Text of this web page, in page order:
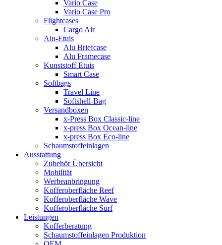
Vario Case
Vario Case Pro
Flightcases
Cargo Air
Alu-Etuis
Alu Briefcase
Alu Framecase
Kunststoff Etuis
Smart Case
Softbags
Travel Line
Softshell-Bag
Versandboxen
x-Press Box Classic-line
x-press Box Ocean-line
x-press Box Eco-line
Schaumstoffeinlagen
Ausstattung
Zubehör Übersicht
Mobilität
Werbeanbringung
Kofferoberfläche Reef
Kofferoberfläche Wave
Kofferoberfläche Surf
Leistungen
Kofferberatung
Schaumstoffeinlagen Produktion